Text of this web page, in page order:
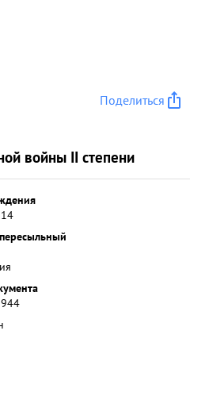
Поделиться
войны II степени